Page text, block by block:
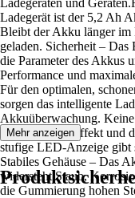
Ladegeräten und
Ladegerät ist der 5,2 Ah
Bleibt der Akku länger im
geladen. Sicherheit – Das
die Parameter des Akkus
Performance und
Für den optimalen,
sorgen das intelligente
Akkuüberwachung.
dem Memory-Effekt und
stufige LED-Anzeige gibt
Stabiles Gehäuse – Das
widersteht Staub,
die Gummierung hohen
Mehr anzeigen